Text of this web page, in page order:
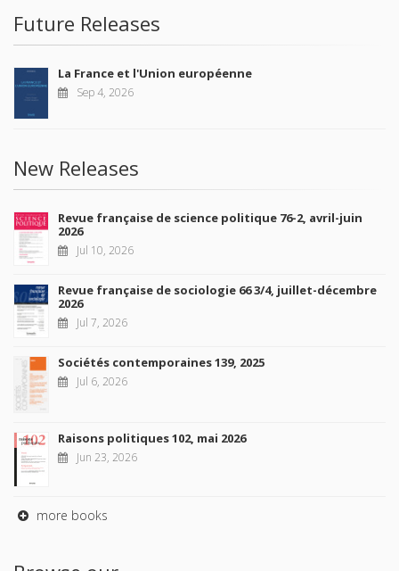
Future Releases
La France et l'Union européenne
Sep 4, 2026
New Releases
Revue française de science politique 76-2, avril-juin
2026
Jul 10, 2026
Revue française de sociologie 66 3/4, juillet-décembre
2026
Jul 7, 2026
Sociétés contemporaines 139, 2025
Jul 6, 2026
Raisons politiques 102, mai 2026
Jun 23, 2026
more books